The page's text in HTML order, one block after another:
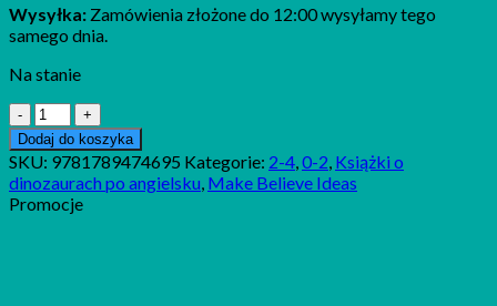
Wysyłka: Zamówienia złożone do 12:00 wysyłamy tego
samego dnia.
Na stanie
ilość
Dino
Friends
Dodaj do koszyka
SKU: 9781789474695 Kategorie: 2-4,0-2, Książki o
dinozaurach po angielsku, Make Believe Ideas
Promocje